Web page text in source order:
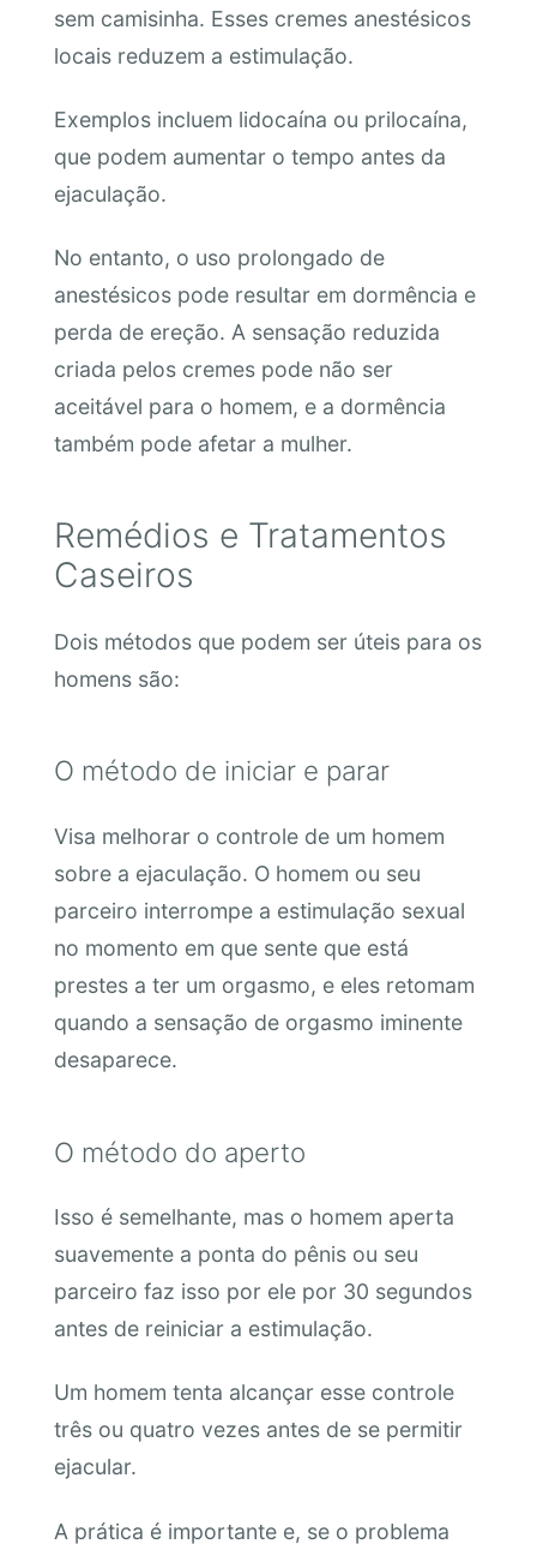
sem camisinha. Esses cremes anestésicos
locais reduzem a estimulação.
Exemplos incluem lidocaína ou prilocaína,
que podem aumentar o tempo antes da
ejaculação.
No entanto, o uso prolongado de
anestésicos pode resultar em dormência e
perda de ereção. A sensação reduzida
criada pelos cremes pode não ser
aceitável para o homem, e a dormência
também pode afetar a mulher.
Remédios e Tratamentos
Caseiros
Dois métodos que podem ser úteis para os
homens são:
O método de iniciar e parar
Visa melhorar o controle de um homem
sobre a ejaculação. O homem ou seu
parceiro interrompe a estimulação sexual
no momento em que sente que está
prestes a ter um orgasmo, e eles retomam
quando a sensação de orgasmo iminente
desaparece.
O método do aperto
Isso é semelhante, mas o homem aperta
suavemente a ponta do pênis ou seu
parceiro faz isso por ele por 30 segundos
antes de reiniciar a estimulação.
Um homem tenta alcançar esse controle
três ou quatro vezes antes de se permitir
ejacular.
A prática é importante e, se o problema